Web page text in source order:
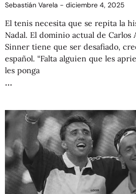
Sebastián Varela diciembre 4, 2025
El tenis necesita que se repita la
Nadal. El dominio actual de Carlos
Sinner tiene que ser desafiado,
español. “Falta alguien que les
les ponga